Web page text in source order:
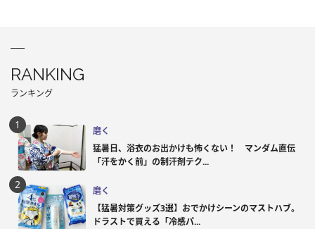
RANKING
ランキング
磨く
猛暑日、浴衣のお出かけも怖くない！ マンダム直伝
「汗をかく前」の制汗剤テク...
磨く
【猛暑対策グッズ3選】おでかけシーンのマストハブ。
ドラストで買える「冷感パ...